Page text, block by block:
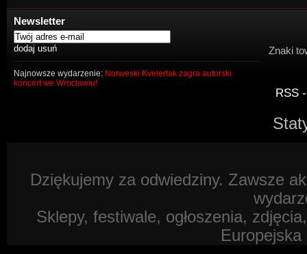
Newsletter
Najnowsze wydarzenie: Norweski Kvelertak zagra autorski
koncert we Wrocławiu!
Znaki
RSS
Dziękujemy za odwiedziny. Zawsze
Sklepy, festiwale, ogłoszenia,